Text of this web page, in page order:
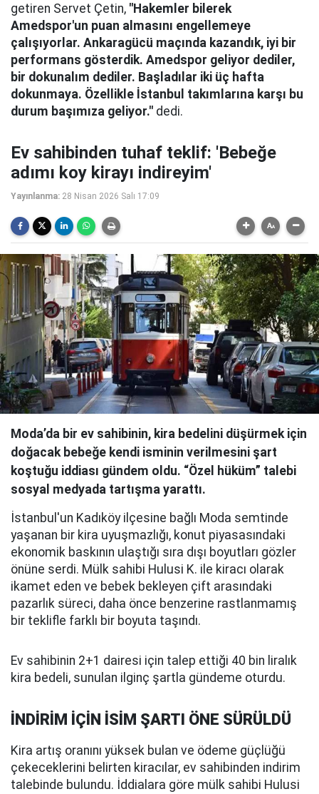
getiren Servet Çetin, "Hakemler bilerek
Amedspor'un puan almasını engellemeye
çalışıyorlar. Ankaragücü maçında kazandık, iyi bir
performans gösterdik. Amedspor geliyor dediler,
bir dokunalım dediler. Başladılar iki üç hafta
dokunmaya. Özellikle İstanbul takımlarına karşı bu
durum başımıza geliyor." dedi.
Ev sahibinden tuhaf teklif: 'Bebeğe
adımı koy kirayı indireyim'
Yayınlanma: 28 Nisan 2026 Salı 17:09
Moda’da bir ev sahibinin, kira bedelini düşürmek için
doğacak bebeğe kendi isminin verilmesini şart
koştuğu iddiası gündem oldu. “Özel hüküm” talebi
sosyal medyada tartışma yarattı.
İstanbul'un Kadıköy ilçesine bağlı Moda semtinde
yaşanan bir kira uyuşmazlığı, konut piyasasındaki
ekonomik baskının ulaştığı sıra dışı boyutları gözler
önüne serdi. Mülk sahibi Hulusi K. ile kiracı olarak
ikamet eden ve bebek bekleyen çift arasındaki
pazarlık süreci, daha önce benzerine rastlanmamış
bir teklifle farklı bir boyuta taşındı.
Ev sahibinin 2+1 dairesi için talep ettiği 40 bin liralık
kira bedeli, sunulan ilginç şartla gündeme oturdu.
İNDİRİM İÇİN İSİM ŞARTI ÖNE SÜRÜLDÜ
Kira artış oranını yüksek bulan ve ödeme güçlüğü
çekeceklerini belirten kiracılar, ev sahibinden indirim
talebinde bulundu. İddialara göre mülk sahibi Hulusi